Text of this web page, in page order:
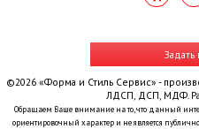
Задать
©2026 «Форма и Стиль Сервис» -
ЛДСП, ДСП, МДФ.
Обращаем Ваше внимание на то, что данный
ориентировочный характер и не является